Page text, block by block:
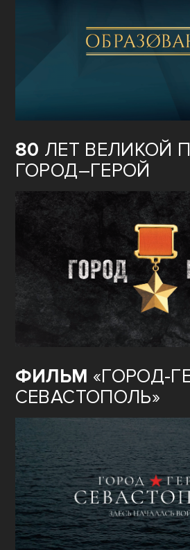
80 ЛЕТ ВЕЛИКОЙ
ГОРОД–ГЕРОЙ
ФИЛЬМ «ГОРОД-
СЕВАСТОПОЛЬ»